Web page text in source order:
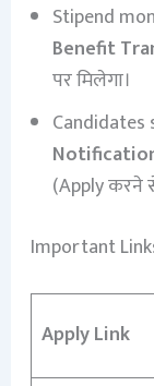
Stipend
Benefit
पर मिलेगा।
(Apply करने
Important
Apply Link